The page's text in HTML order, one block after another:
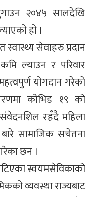
२०४५ सालदेखि
हो ।
सेवाहरु प्रदान
ल्याउन र परिवार
योगदान गरेको
कोभिड १९ को
रहँदै महिला
सामाजिक सचेतना
छन ।
स्वयमसेविकाको
व्यवस्था राज्यबाट